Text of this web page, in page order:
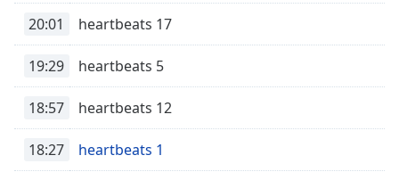
Descriptions
descriptions
off,
selected
Subtitles
subtitles
20:01 heartbeats 17
19:29 heartbeats 5
18:57 heartbeats 12
18:27 heartbeats 1